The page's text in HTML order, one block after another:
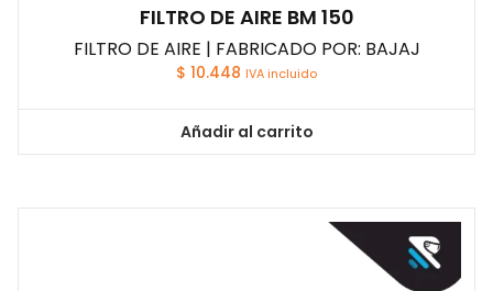
FILTRO DE AIRE BM 150
FILTRO DE AIRE | FABRICADO POR: BAJAJ
$ 10.448 IVA incluido
Añadir al carrito